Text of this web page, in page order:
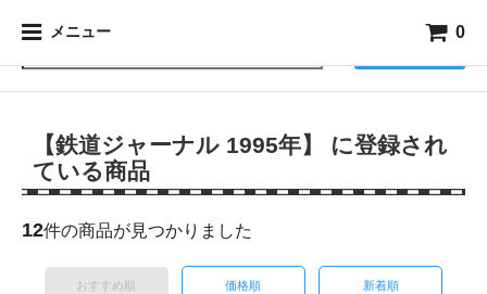
メニュー 0
【鉄道ジャーナル 1995年】 に登録され
ている商品
12件の商品が見つかりました
おすすめ順 価格順 新着順